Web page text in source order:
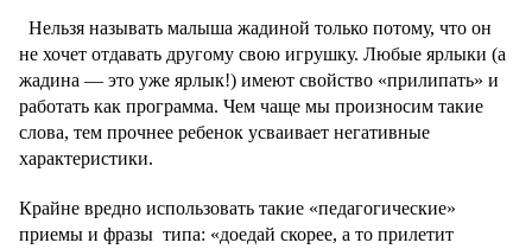
Нельзя называть малыша жадиной только потому, что он
не хочет отдавать другому свою игрушку. Любые ярлыки (а
жадина — это уже ярлык!) имеют свойство «прилипать» и
работать как программа. Чем чаще мы произносим такие
слова, тем прочнее ребенок усваивает негативные
характеристики.
Крайне вредно использовать такие «педагогические»
приемы и фразы типа: «доедай скорее, а то прилетит